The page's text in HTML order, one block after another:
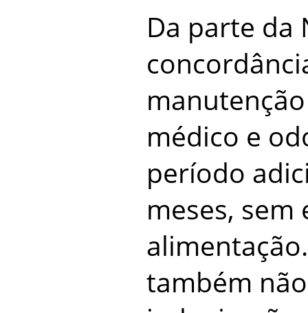
Da parte da
médico e
período
meses,
também